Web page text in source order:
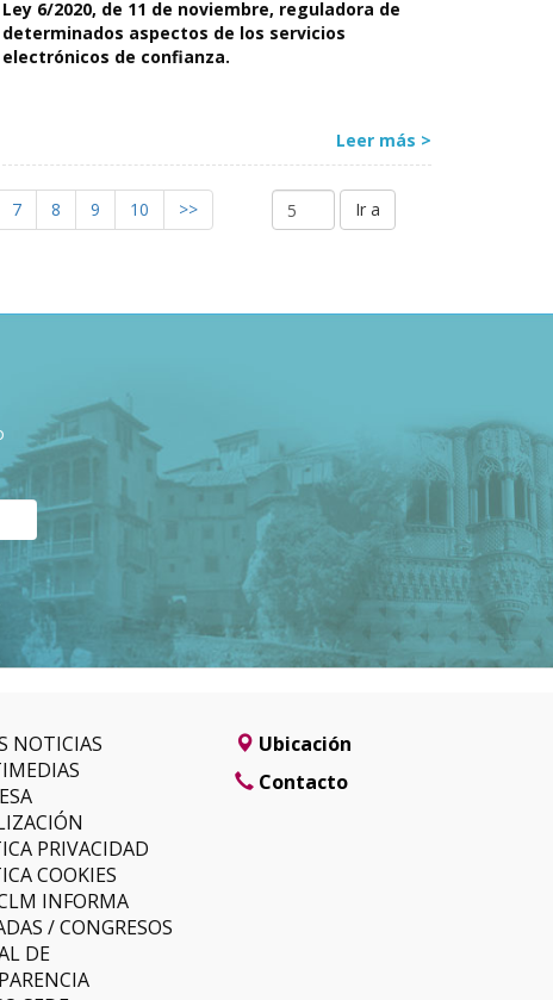
Ley 6/2020, de 11 de noviembre, reguladora de
determinados aspectos de los servicios
electrónicos de confianza.
Leer más >
7 8 9 10 >>
NOTICIAS
PRIVACIDAD
COOKIES
INFORMA
/ CONGRESOS
DE
Ubicación
Contacto